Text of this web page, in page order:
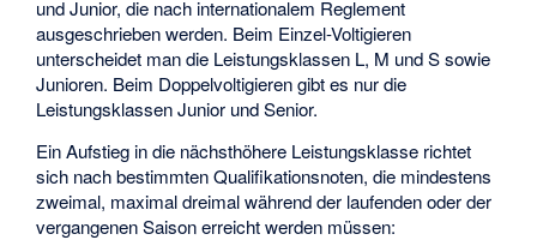
und Junior, die nach internationalem Reglement
ausgeschrieben werden. Beim Einzel-Voltigieren
unterscheidet man die Leistungsklassen L, M und S sowie
Junioren. Beim Doppelvoltigieren gibt es nur die
Leistungsklassen Junior und Senior.
Ein Aufstieg in die nächsthöhere Leistungsklasse richtet
sich nach bestimmten Qualifikationsnoten, die mindestens
zweimal, maximal dreimal während der laufenden oder der
vergangenen Saison erreicht werden müssen: